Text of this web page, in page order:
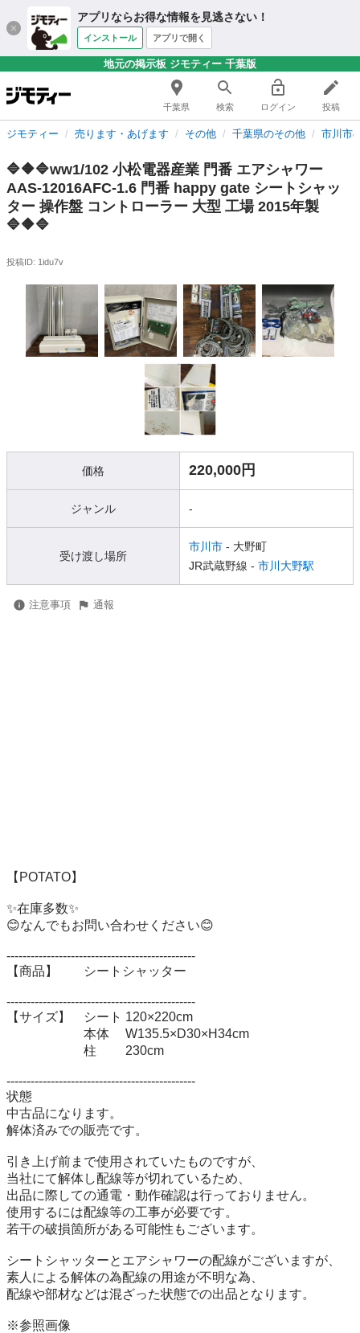
アプリならお得な情報を見逃さない！
インストール アプリで開く
地元の掲示板 ジモティー 千葉版
千葉県 検索 ログイン 投稿
ジモティー 売ります・あげます その他 千葉県のその他 市川市
🔷🔶🔷ww1/102 小松電器産業 門番 エアシャワー
AAS-12016AFC-1.6 門番 happy gate シートシャッ
ター 操作盤 コントローラー 大型 工場 2015年製
🔷🔶🔷
投稿ID: 1idu7v
価格 220,000円
ジャンル -
受け渡し場所
市川市 - 大野町
JR武蔵野線 - 市川大野駅
注意事項 通報
【POTATO】
✨在庫多数✨
😊なんでもお問い合わせください😊
-----------------------------------------------
【商品】　　シートシャッター
-----------------------------------------------
【サイズ】　シート 120×220cm
本体 　W135.5×D30×H34cm
柱 　　230cm
-----------------------------------------------
状態
中古品になります。
解体済みでの販売です。
引き上げ前まで使用されていたものですが、
当社にて解体し配線等が切れているため、
出品に際しての通電・動作確認は行っておりません。
使用するには配線等の工事が必要です。
若干の破損箇所がある可能性もございます。
シートシャッターとエアシャワーの配線がございますが、
素人による解体の為配線の用途が不明な為、
配線や部材などは混ざった状態での出品となります。
※参照画像